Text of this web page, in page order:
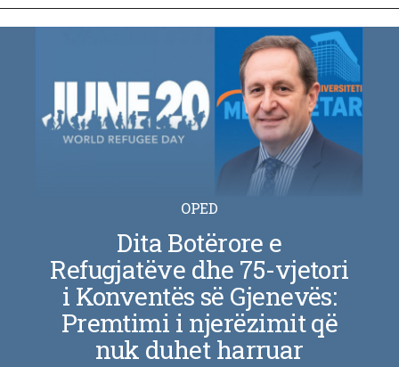
OPED
Dita Botërore e
Refugjatëve dhe 75-vjetori
i Konventës së Gjenevës:
Premtimi i njerëzimit që
nuk duhet harruar